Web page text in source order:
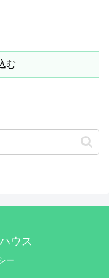
む
ウス
ー